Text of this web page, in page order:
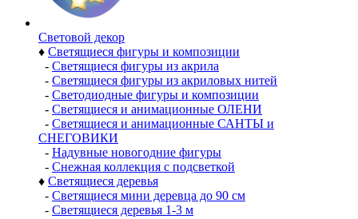
Световой декор
♦ Светящиеся фигуры и композиции
- Светящиеся фигуры из акрила
- Светящиеся фигуры из акриловых нитей
- Светодиодные фигуры и композиции
- Светящиеся и анимационные ОЛЕНИ
- Светящиеся и анимационные САНТЫ и
СНЕГОВИКИ
- Надувные новогодние фигуры
- Снежная коллекция с подсветкой
♦ Светящиеся деревья
- Светящиеся мини деревца до 90 см
- Светящиеся деревья 1-3 м